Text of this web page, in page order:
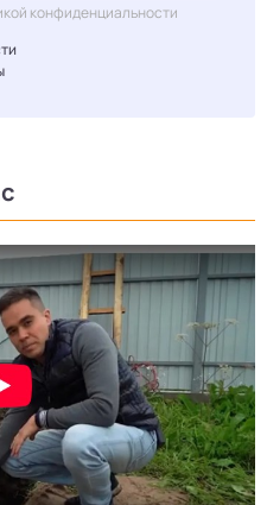
конфиденциальности